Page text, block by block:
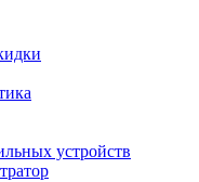
устройств